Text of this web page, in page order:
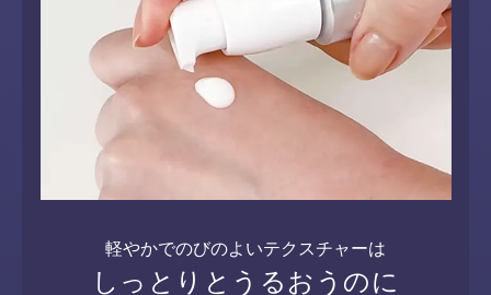
軽やかでのびのよいテクスチャーは
しっとりとうるおうのに